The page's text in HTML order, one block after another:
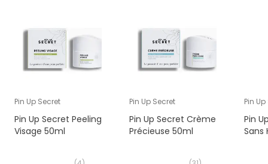
Pin Up Secret
Pin Up Secret Peeling
Visage 50ml
Pin Up Secret
Pin Up Secret Crème
Précieuse 50ml
Pin
Pin
Sans